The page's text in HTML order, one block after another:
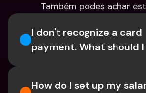
Também podes achar
I don't recognize a card
payment. What should I
How do I set up my